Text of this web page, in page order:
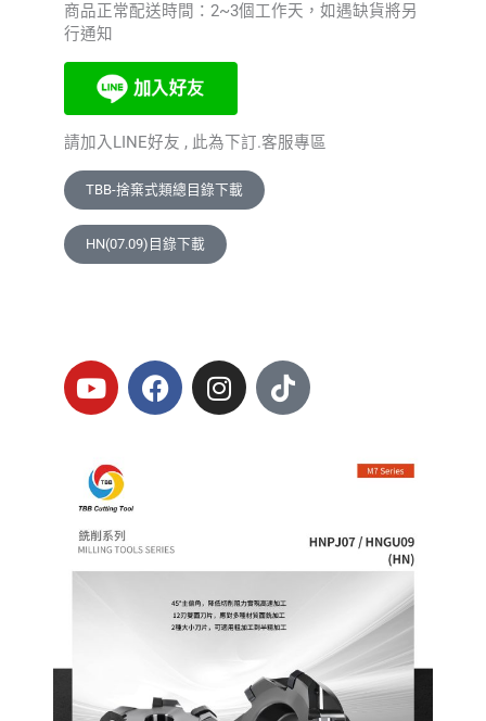
商品正常配送時間：2~3個工作天，如遇缺貨將另
行通知
請加入LINE好友 , 此為下訂.客服專區
TBB-捨棄式類總目錄下載
HN(07.09)目錄下載
Y
o
u
b
e
F
a
k
I
n
a
T
i